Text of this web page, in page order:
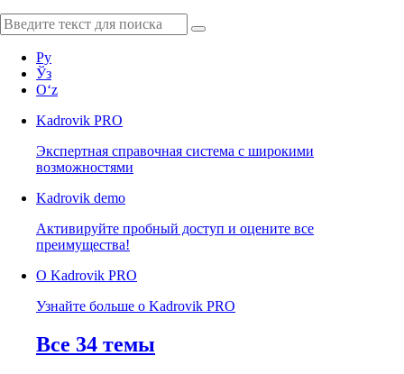
Ру
Ўз
Oʻz
Kadrovik PRO
Экспертная справочная система с широкими
возможностями
Kadrovik demo
Активируйте пробный доступ и оцените все
преимущества!
О Kadrovik PRO
Узнайте больше о Kadrovik PRO
Все 34 темы